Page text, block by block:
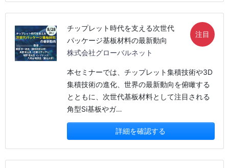
チップレット時代を支える次世代
パッケージ基板材料の最新動向
株式会社グローバルネット
注目
本セミナーでは、チップレット集積技術や3D
集積技術の進化、世界の最新動向を俯瞰する
とともに、次世代基板材料として注目される
角型Si基板やガ…
詳細を確認する